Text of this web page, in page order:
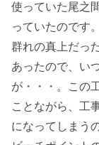
使っていた尾之
っていたのです
群れの真上だっ
あったので、い
が・・・。この
ことながら、工
になってしまう